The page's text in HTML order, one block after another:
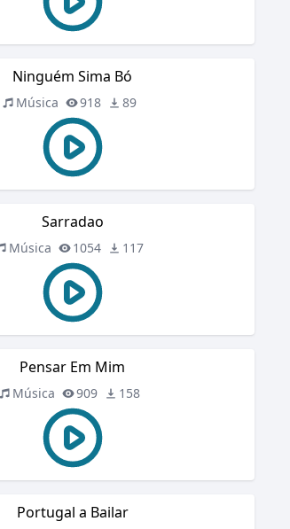
Ninguém Sima Bó
Música 918 89
Sarradao
Música 1054 117
Pensar Em Mim
Música 909 158
Portugal a Bailar